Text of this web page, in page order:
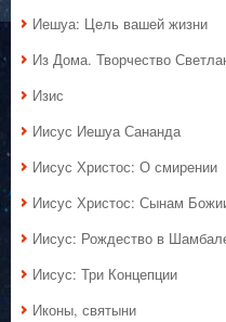
Иешуа: Цель вашей жизни
Из Дома. Творчество
Изис
Иисус Иешуа Сананда
Иисус Христос: О смирении
Иисус Христос: Сынам
Иисус: Рождество в
Иисус: Три Концепции
Иконы, святыни